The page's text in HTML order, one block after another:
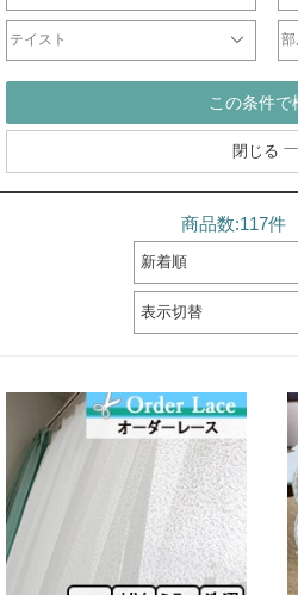
閉じる
テイスト
シンプル
北欧
モダン
ナチュラル
カジュアル
エレガント
クラシック
和
部
この条件で
商品数:117件
新着順
表示切替